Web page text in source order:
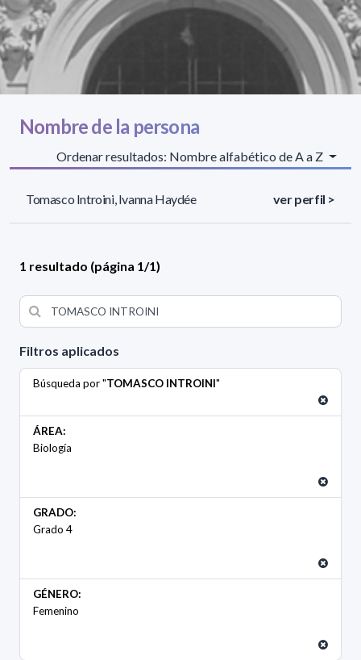
Filtros aplicados
Búsqueda por "TOMASCO INTROINI"
ÁREA:
Biología
GRADO:
Grado 4
GÉNERO:
Femenino
Nombre de la persona
Ordenar resultados: Nombre alfabético de A a Z
Tomasco Introini, Ivanna Haydée ver perfil >
1 resultado (página 1/1)